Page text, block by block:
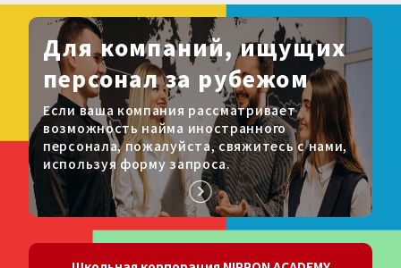
Для компаний, ищущих
персонал за рубежом
Если ваша компания рассматривает
возможность найма иностранного
персонала, пожалуйста, свяжитесь с нами,
используя форму запроса.